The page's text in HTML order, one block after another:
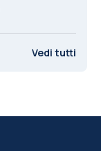
Vedi tutti